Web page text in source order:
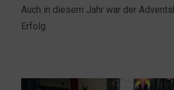
Auch in diesem Jahr war der
Erfolg.